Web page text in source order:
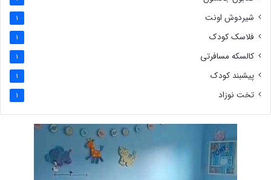
شیردوش اونت 1
فلاسک کودک 1
کالسکه مسافرتی 1
پیشبند کودک 1
تخت نوزاد 1